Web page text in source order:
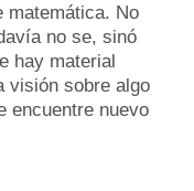
matemática. No
no se, sinó
hay material
visión sobre algo
encuentre nuevo